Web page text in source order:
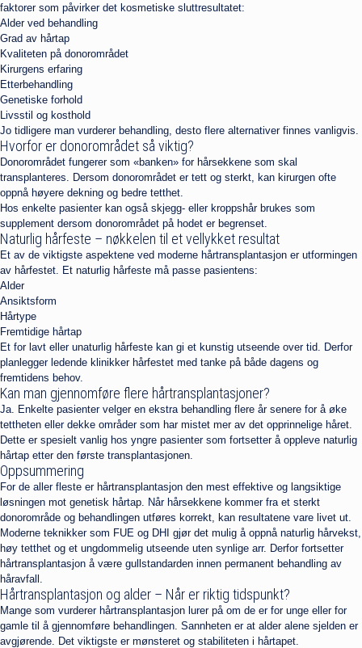
faktorer som påvirker det kosmetiske sluttresultatet:
Alder ved behandling
Grad av hårtap
Kvaliteten på donorområdet
Kirurgens erfaring
Etterbehandling
Genetiske forhold
Livsstil og kosthold
Jo tidligere man vurderer behandling, desto flere alternativer finnes vanligvis.
Hvorfor er donorområdet så viktig?
Donorområdet fungerer som «banken» for hårsekkene som skal
transplanteres. Dersom donorområdet er tett og sterkt, kan kirurgen ofte
oppnå høyere dekning og bedre tetthet.
Hos enkelte pasienter kan også skjegg- eller kroppshår brukes som
supplement dersom donorområdet på hodet er begrenset.
Naturlig hårfeste – nøkkelen til et vellykket resultat
Et av de viktigste aspektene ved moderne hårtransplantasjon er utformingen
av hårfestet. Et naturlig hårfeste må passe pasientens:
Alder
Ansiktsform
Hårtype
Fremtidige hårtap
Et for lavt eller unaturlig hårfeste kan gi et kunstig utseende over tid. Derfor
planlegger ledende klinikker hårfestet med tanke på både dagens og
fremtidens behov.
Kan man gjennomføre flere hårtransplantasjoner?
Ja. Enkelte pasienter velger en ekstra behandling flere år senere for å øke
tettheten eller dekke områder som har mistet mer av det opprinnelige håret.
Dette er spesielt vanlig hos yngre pasienter som fortsetter å oppleve naturlig
hårtap etter den første transplantasjonen.
Oppsummering
For de aller fleste er hårtransplantasjon den mest effektive og langsiktige
løsningen mot genetisk hårtap. Når hårsekkene kommer fra et sterkt
donorområde og behandlingen utføres korrekt, kan resultatene vare livet ut.
Moderne teknikker som FUE og DHI gjør det mulig å oppnå naturlig hårvekst,
høy tetthet og et ungdommelig utseende uten synlige arr. Derfor fortsetter
hårtransplantasjon å være gullstandarden innen permanent behandling av
håravfall.
Hårtransplantasjon og alder – Når er riktig tidspunkt?
Mange som vurderer hårtransplantasjon lurer på om de er for unge eller for
gamle til å gjennomføre behandlingen. Sannheten er at alder alene sjelden er
avgjørende. Det viktigste er mønsteret og stabiliteten i hårtapet.